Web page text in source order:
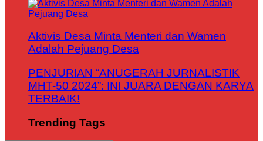
Aktivis Desa Minta Menteri dan Wamen
Adalah Pejuang Desa
PENJURIAN “ANUGERAH JURNALISTIK
MHT-50 2024”: INI JUARA DENGAN KARYA
TERBAIK!
Trending Tags